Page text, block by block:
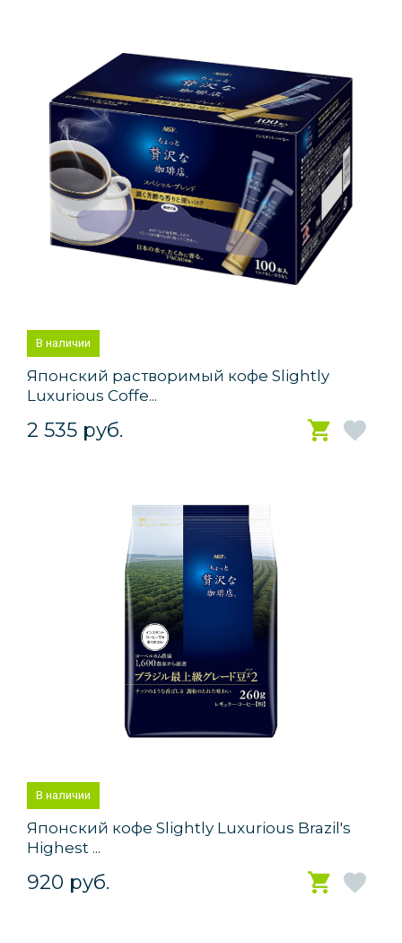
В наличии
Японский растворимый кофе Slightly
Luxurious Coffe...
2 535 руб.
В наличии
Японский кофе Slightly Luxurious Brazil's
Highest ...
920 руб.